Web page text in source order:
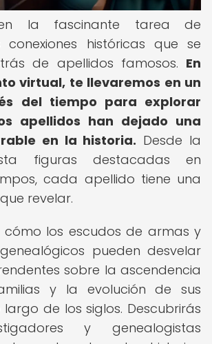
en la fascinante tarea de
conexiones históricas que se
de apellidos famosos. En
virtual, te llevaremos en un
del tiempo para explorar
apellidos han dejado una
en la historia. Desde la
figuras destacadas en
cada apellido tiene una
revelar.
cómo los escudos de armas y
pueden desvelar
sobre la ascendencia
y la evolución de sus
de los siglos. Descubrirás
y genealogistas